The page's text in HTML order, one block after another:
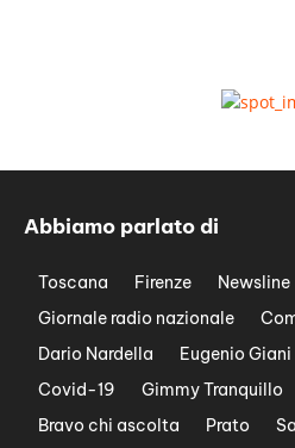
Abbiamo parlato di
Toscana Firenze Newsline
Giornale radio nazionale
Dario Nardella
Eugenio Giani
Covid-19
Gimmy Tranquillo
Bravo chi ascolta
Prato